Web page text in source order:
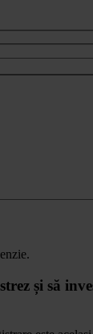
și să